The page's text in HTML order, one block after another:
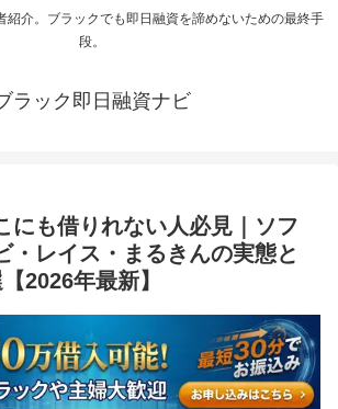
紹介。ブラックでも即日融資を諦めないための最終手
段。
ラック即日融資ナビ
にも借りれない人必見｜ソフ
・レイス・まるきんの実態と
2026年最新】